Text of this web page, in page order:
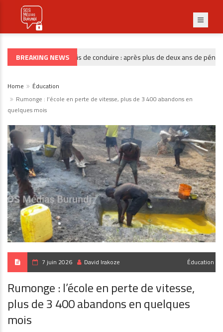
BREAKING NEWS
GOUVERNANCE Permis de conduire : après plus de deux ans de
Home
Éducation
Rumonge : l’école en perte de vitesse, plus de 3 400 abandons en
quelques mois
7 juin 2026 David Irakoze Éducation
Rumonge : l’école en perte de vitesse,
plus de 3 400 abandons en quelques
mois